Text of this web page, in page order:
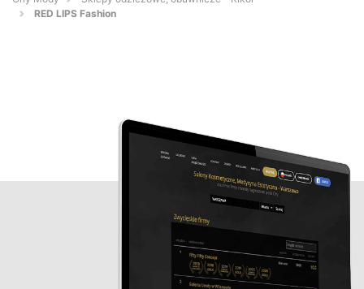
RED LIPS Fashion